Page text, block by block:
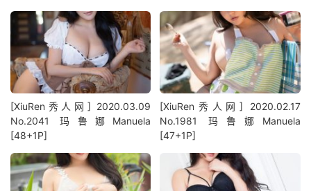
[XiuRen秀人网] 2020.03.09
No.2041 玛鲁娜Manuela
[48+1P]
[XiuRen秀人网] 2020.02.17
No.1981 玛鲁娜Manuela
[47+1P]